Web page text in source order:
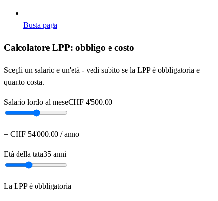
Busta paga
Calcolatore LPP: obbligo e costo
Scegli un salario e un'età - vedi subito se la LPP è obbligatoria e
quanto costa.
Salario lordo al meseCHF 4'500.00
= CHF 54'000.00 /anno
Età della tata35 anni
La LPP è obbligatoria